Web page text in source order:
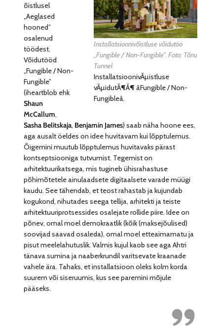
Installatsioonivõistluse võidutöö
„Fungible / Non-Fungible”. Foto: Tõnu
Tunnel
InstallatsioonivÃµistluse
vÃµidutÃ¶Ã¶ âFungible / Non-
Fungibleâ.
õistlusel
„Aeglased
hooned”
osalenud
töödest.
Võidutööd
„Fungible / Non-
Fungible”
(iheartblob ehk
Shaun
McCallum,
Sasha Belitskaja, Benjamin James) saab näha hoone ees,
aga ausalt öeldes on idee huvitavam kui lõpptulemus.
Õigemini muutub lõpptulemus huvitavaks pärast
kontseptsiooniga tutvumist. Tegemist on
arhitektuurikatsega, mis tugineb ühisrahastuse
põhimõtetele ainulaadsete digitaalsete varade müügi
kaudu. See tähendab, et teost rahastab ja kujundab
kogukond, nihutades seega tellija, arhitekti ja teiste
arhitektuuriprotsessides osalejate rollide piire. Idee on
põnev, omal moel demokraatlik (kõik (maksejõulised)
soovijad saavad osaleda), omal moel etteaimamatu ja
pisut meelelahutuslik. Valmis kujul kaob see aga Ahtri
tänava sumina ja naaberkrundil varitsevate kraanade
vahele ära. Tahaks, et installatsioon oleks kolm korda
suurem või siseruumis, kus see paremini mõjule
pääseks.